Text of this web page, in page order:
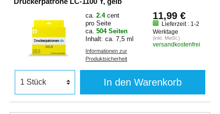
ca. 2.4 cent
pro Seite
ca. 504 Seiten
Inhalt: ca. 7,5 ml
Informationen zur
Produktsicherheit
11,99 €
Lieferzeit : 1-2
Werktage
(inkl. MwSt.)
versandkostenfrei
In den Warenkorb